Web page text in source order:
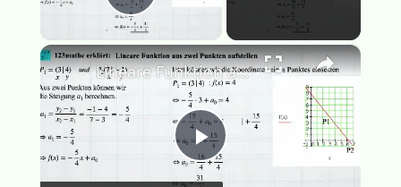
Play Video
×
Play
Lineare Funktion aus 2 Punkten aufstellen